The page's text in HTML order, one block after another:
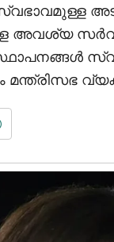
അവശ്യ
മന്ത്രിസഭ